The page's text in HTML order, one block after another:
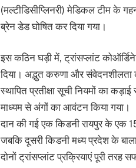
(मल्टीडिसीप्लिनरी) मेडिकल टीम के
ब्रेन डेड घोषित कर दिया गया।
इस कठिन घड़ी में, ट्रांसप्लांट
दिया। अद्भुत करुणा और संवेदनशीलता
स्थापित प्रतीक्षा सूची नियमों का
माध्यम से अंगों का आवंटन किया गया।
दान की गई एक किडनी रायपुर के एक 15
जबकि दूसरी किडनी मध्य प्रदेश के
दोनों ट्रांसप्लांट प्रक्रियाएं पूरी तरह